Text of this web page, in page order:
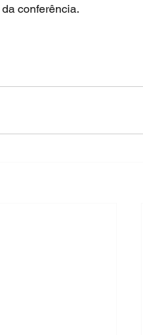
conferência.